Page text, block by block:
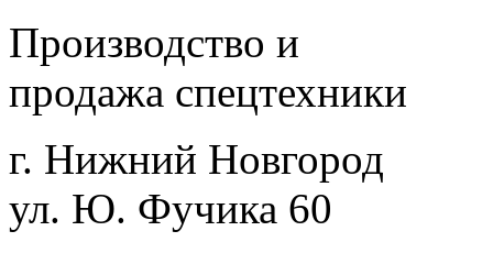
Производство и
продажа спецтехники
г. Нижний Новгород
ул. Ю. Фучика 60